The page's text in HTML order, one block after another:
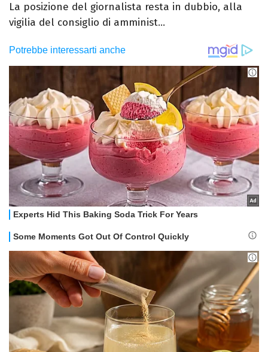
La posizione del giornalista resta in dubbio, alla
vigilia del consiglio di amminist...